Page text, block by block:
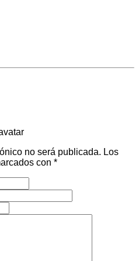
no será publicada. Los
con *